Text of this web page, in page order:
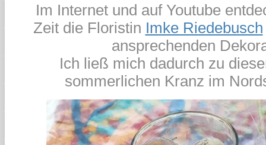
Im Internet und auf Youtube
Zeit die Floristin Imke Riedebusch
ansprechenden
Ich ließ mich dadurch zu
sommerlichen Kranz im